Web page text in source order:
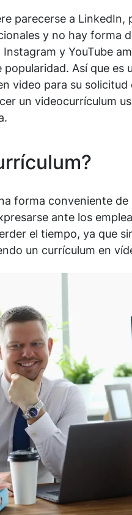
parecerse a LinkedIn,
y no hay forma
y YouTube
Así que es
video para su
un videocurrículum
forma conveniente
ante los
el tiempo, ya que
un currículum en